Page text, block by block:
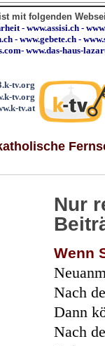
mit folgenden
- www.assisi.ch -
- www.gebete.ch -
- www.das-haus-
tv.org
tv.org
tv.at
Nur
Wenn
Nach
Dann
Nach